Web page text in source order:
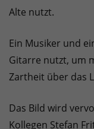
Alte nutzt.
Ein Musiker und
Gitarre nutzt, um
Zartheit über das
Das Bild wird
Kollegen Stefan